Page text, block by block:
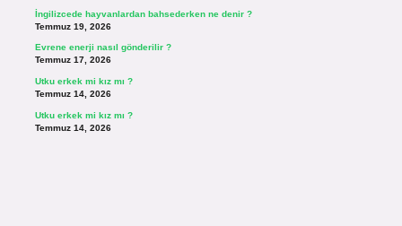
İngilizcede hayvanlardan bahsederken ne denir ?
Temmuz 19, 2026
Evrene enerji nasıl gönderilir ?
Temmuz 17, 2026
Utku erkek mi kız mı ?
Temmuz 14, 2026
Utku erkek mi kız mı ?
Temmuz 14, 2026